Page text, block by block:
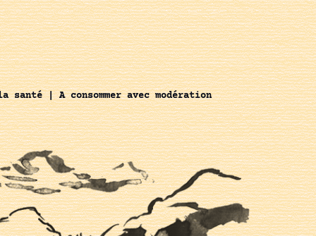
| A consommer avec modération